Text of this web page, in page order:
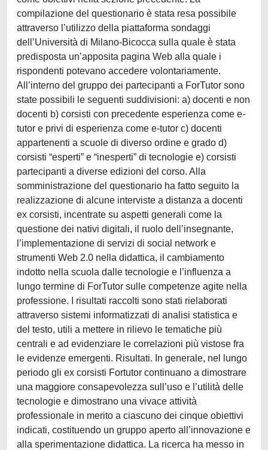
compilazione del questionario è stata resa possibile
attraverso l’utilizzo della piattaforma sondaggi
dell’Università di Milano-Bicocca sulla quale è stata
predisposta un’apposita pagina Web alla quale i
rispondenti potevano accedere volontariamente.
All’interno del gruppo dei partecipanti a ForTutor sono
state possibili le seguenti suddivisioni: a) docenti e non
docenti b) corsisti con precedente esperienza come e-
tutor e privi di esperienza come e-tutor c) docenti
appartenenti a scuole di diverso ordine e grado d)
corsisti “esperti” e “inesperti” di tecnologie e) corsisti
partecipanti a diverse edizioni del corso. Alla
somministrazione del questionario ha fatto seguito la
realizzazione di alcune interviste a distanza a docenti
ex corsisti, incentrate su aspetti generali come la
questione dei nativi digitali, il ruolo dell’insegnante,
l’implementazione di servizi di social network e
strumenti Web 2.0 nella didattica, il cambiamento
indotto nella scuola dalle tecnologie e l’influenza a
lungo termine di ForTutor sulle competenze agite nella
professione. I risultati raccolti sono stati rielaborati
attraverso sistemi informatizzati di analisi statistica e
del testo, utili a mettere in rilievo le tematiche più
centrali e ad evidenziare le correlazioni più vistose fra
le evidenze emergenti. Risultati. In generale, nel lungo
periodo gli ex corsisti Fortutor continuano a dimostrare
una maggiore consapevolezza sull’uso e l’utilità delle
tecnologie e dimostrano una vivace attività
professionale in merito a ciascuno dei cinque obiettivi
indicati, costituendo un gruppo aperto all’innovazione e
alla sperimentazione didattica. La ricerca ha messo in